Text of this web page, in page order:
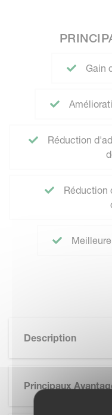
Gain
Réduction
Réduction
Description
Principaux